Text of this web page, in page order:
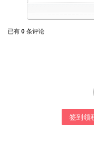
已有 0 条评论
签到领